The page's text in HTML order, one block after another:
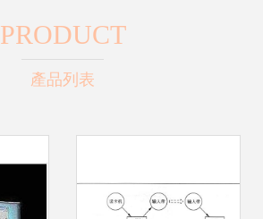
PRODUCT
產品列表